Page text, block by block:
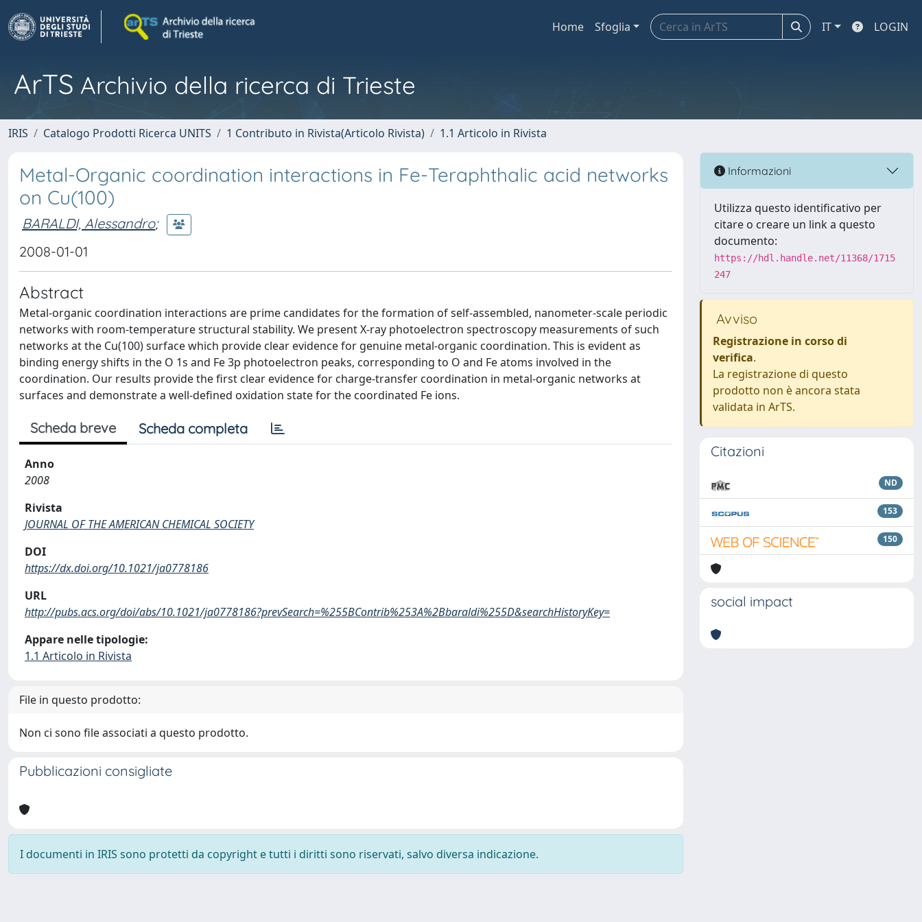
Home Sfoglia IT LOGIN
ArTS Archivio della ricerca di Trieste
IRIS Catalogo Prodotti Ricerca UNITS 1 Contributo in Rivista(Articolo Rivista) 1.1 Articolo in Rivista
Metal-Organic coordination interactions in Fe-Teraphthalic acid networks
on Cu(100)
BARALDI, Alessandro;
2008-01-01
Abstract
Metal-organic coordination interactions are prime candidates for the formation of self-assembled, nanometer-scale periodic
networks with room-temperature structural stability. We present X-ray photoelectron spectroscopy measurements of such
networks at the Cu(100) surface which provide clear evidence for genuine metal-organic coordination. This is evident as
binding energy shifts in the O 1s and Fe 3p photoelectron peaks, corresponding to O and Fe atoms involved in the
coordination. Our results provide the first clear evidence for charge-transfer coordination in metal-organic networks at
surfaces and demonstrate a well-defined oxidation state for the coordinated Fe ions.
Scheda breve Scheda completa
Anno
2008
Rivista
JOURNAL OF THE AMERICAN CHEMICAL SOCIETY
DOI
https://dx.doi.org/10.1021/ja0778186
URL
http://pubs.acs.org/doi/abs/10.1021/ja0778186?prevSearch=%255BContrib%253A%2Bbaraldi%255D&searchHistoryKey=
Appare nelle tipologie:
1.1 Articolo in Rivista
File in questo prodotto:
Non ci sono file associati a questo prodotto.
Pubblicazioni consigliate
I documenti in IRIS sono protetti da copyright e tutti i diritti sono riservati, salvo diversa indicazione.
Informazioni
Utilizza questo identificativo per
citare o creare un link a questo
documento:
https://hdl.handle.net/11368/1715
247
Avviso
Registrazione in corso di
verifica.
La registrazione di questo
prodotto non è ancora stata
validata in ArTS.
Citazioni
ND
153
150
social impact